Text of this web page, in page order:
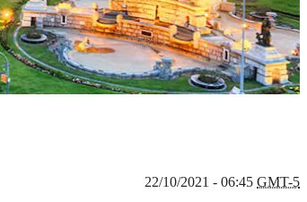
22/10/2021 - 06:45 GMT-5